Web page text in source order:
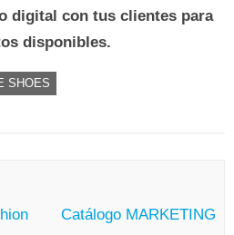
digital con tus clientes para
disponibles.
SHOES
Catálogo MARKETING